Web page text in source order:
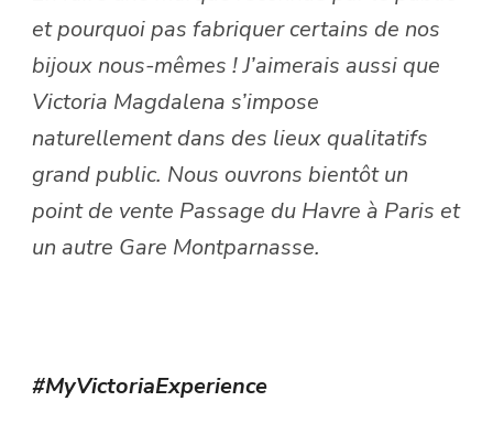
et pourquoi pas fabriquer certains de nos
bijoux nous-mêmes ! J’aimerais aussi que
Victoria Magdalena s’impose
naturellement dans des lieux qualitatifs
grand public. Nous ouvrons bientôt un
point de vente Passage du Havre à Paris et
un autre Gare Montparnasse.
#MyVictoriaExperience